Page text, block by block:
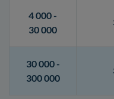
4 000 -
30 000
30 000 -
300 000